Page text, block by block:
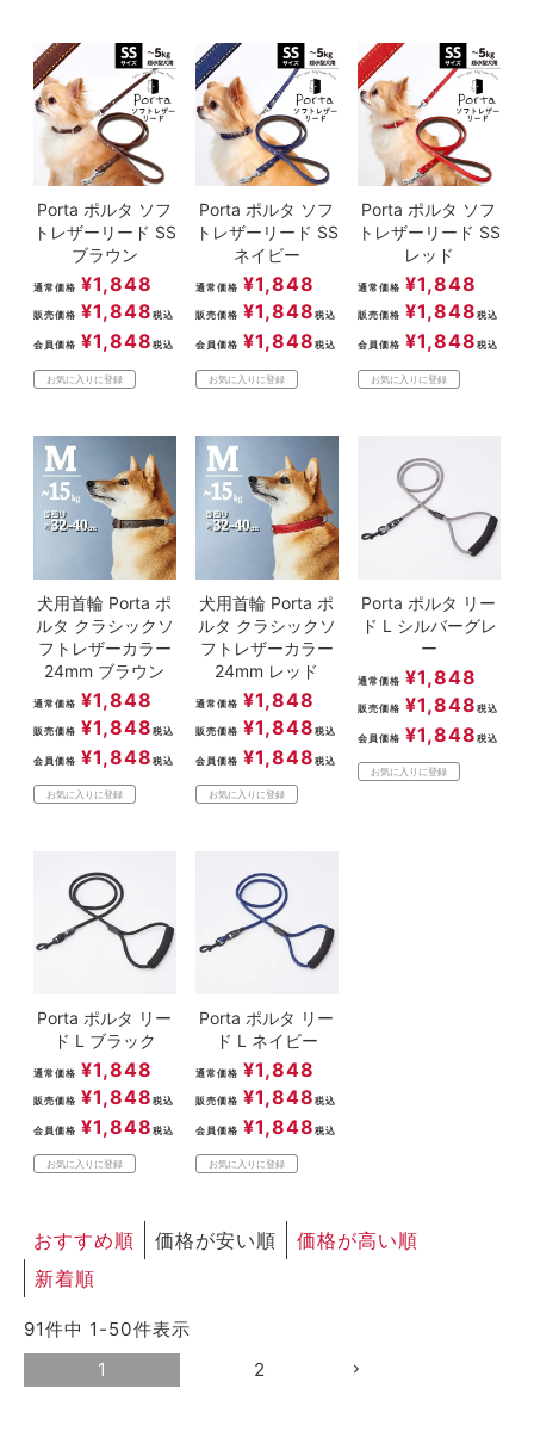
Porta ポルタ ソフ
トレザーリード SS
ブラウン
通常価格 ¥1,848
販売価格 ¥1,848 税込
会員価格 ¥1,848 税込
お気に入りに登録
Porta ポルタ ソフ
トレザーリード SS
ネイビー
通常価格 ¥1,848
販売価格 ¥1,848 税込
会員価格 ¥1,848 税込
お気に入りに登録
Porta ポルタ ソフ
トレザーリード SS
レッド
通常価格 ¥1,848
販売価格 ¥1,848 税込
会員価格 ¥1,848 税込
お気に入りに登録
犬用首輪 Porta ポ
ルタ クラシックソ
フトレザーカラー
24mm ブラウン
通常価格 ¥1,848
販売価格 ¥1,848 税込
会員価格 ¥1,848 税込
お気に入りに登録
犬用首輪 Porta ポ
ルタ クラシックソ
フトレザーカラー
24mm レッド
通常価格 ¥1,848
販売価格 ¥1,848 税込
会員価格 ¥1,848 税込
お気に入りに登録
Porta ポルタ リー
ド L シルバーグレ
ー
通常価格 ¥1,848
販売価格 ¥1,848 税込
会員価格 ¥1,848 税込
お気に入りに登録
Porta ポルタ リー
ド L ブラック
通常価格 ¥1,848
販売価格 ¥1,848 税込
会員価格 ¥1,848 税込
お気に入りに登録
Porta ポルタ リー
ド L ネイビー
通常価格 ¥1,848
販売価格 ¥1,848 税込
会員価格 ¥1,848 税込
お気に入りに登録
おすすめ順 価格が安い順
価格が高い順
新着順
91件中 1 -50件表示
1
2